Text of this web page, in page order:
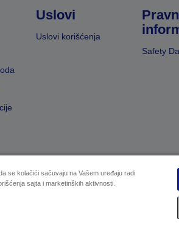
Uslovi
Uslovi korišćenja
Safety
Zalaganje
se kolačići sačuvaju na Vašem uređaju radi
sajta i marketinških aktivnosti.